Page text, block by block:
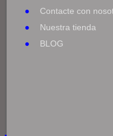
Contacte con
Nuestra tienda
BLOG